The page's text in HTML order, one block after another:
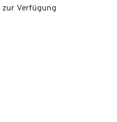
zur Verfügung